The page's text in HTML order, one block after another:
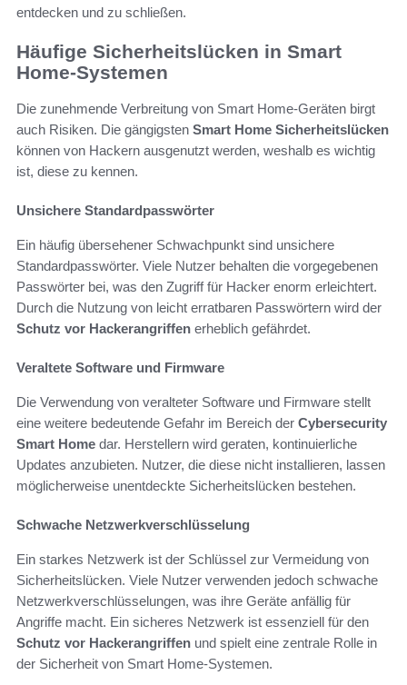
entdecken und zu schließen.
Häufige Sicherheitslücken in Smart
Home-Systemen
Die zunehmende Verbreitung von Smart Home-Geräten birgt
auch Risiken. Die gängigsten Smart Home Sicherheitslücken
können von Hackern ausgenutzt werden, weshalb es wichtig
ist, diese zu kennen.
Unsichere Standardpasswörter
Ein häufig übersehener Schwachpunkt sind unsichere
Standardpasswörter. Viele Nutzer behalten die vorgegebenen
Passwörter bei, was den Zugriff für Hacker enorm erleichtert.
Durch die Nutzung von leicht erratbaren Passwörtern wird der
Schutz vor Hackerangriffen erheblich gefährdet.
Veraltete Software und Firmware
Die Verwendung von veralteter Software und Firmware stellt
eine weitere bedeutende Gefahr im Bereich der Cybersecurity
Smart Home dar. Herstellern wird geraten, kontinuierliche
Updates anzubieten. Nutzer, die diese nicht installieren, lassen
möglicherweise unentdeckte Sicherheitslücken bestehen.
Schwache Netzwerkverschlüsselung
Ein starkes Netzwerk ist der Schlüssel zur Vermeidung von
Sicherheitslücken. Viele Nutzer verwenden jedoch schwache
Netzwerkverschlüsselungen, was ihre Geräte anfällig für
Angriffe macht. Ein sicheres Netzwerk ist essenziell für den
Schutz vor Hackerangriffen und spielt eine zentrale Rolle in
der Sicherheit von Smart Home-Systemen.